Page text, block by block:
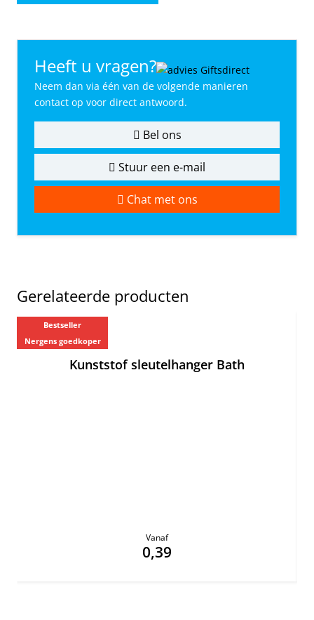
Heeft u vragen?
Neem dan via één van de volgende manieren
contact op voor direct antwoord.
Bel ons
Stuur een e-mail
Chat met ons
Gerelateerde producten
Bestseller
Nergens goedkoper
Kunststof sleutelhanger Bath
Vanaf
0,39